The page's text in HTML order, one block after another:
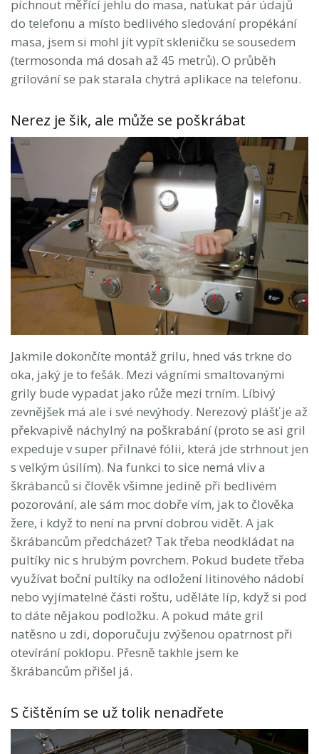
píchnout měřící jehlu do masa, naťukat pár údajů
do telefonu a místo bedlivého sledování propékání
masa, jsem si mohl jít vypít skleničku se sousedem
(termosonda má dosah až 45 metrů). O průběh
grilování se pak starala chytrá aplikace na telefonu.
Nerez je šik, ale může se poškrábat
Jakmile dokončíte montáž grilu, hned vás trkne do
oka, jaký je to fešák. Mezi vágními smaltovanými
grily bude vypadat jako růže mezi trním. Líbivý
zevnějšek má ale i své nevýhody. Nerezový plášť je až
překvapivě náchylný na poškrabání (proto se asi gril
expeduje v super přilnavé fólii, která jde strhnout jen
s velkým úsilím). Na funkci to sice nemá vliv a
škrábanců si člověk všimne jedině při bedlivém
pozorování, ale sám moc dobře vím, jak to člověka
žere, i když to není na první dobrou vidět. A jak
škrábancům předcházet? Tak třeba neodkládat na
pultíky nic s hrubým povrchem. Pokud budete třeba
využívat boční pultíky na odložení litinového nádobí
nebo vyjímatelné části roštu, uděláte líp, když si pod
to dáte nějakou podložku. A pokud máte gril
natěsno u zdi, doporučuju zvýšenou opatrnost při
otevírání poklopu. Přesně takhle jsem ke
škrábancům přišel já.
S čištěním se už tolik nenadřete